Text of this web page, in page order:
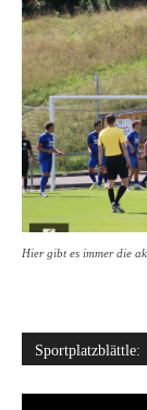
Hier gibt es immer die
Sportplatzblättle: